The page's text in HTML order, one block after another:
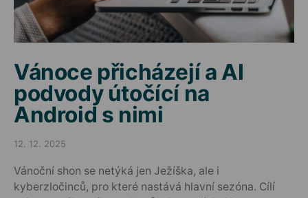
Vánoce přicházejí a AI
podvody útočící na
Android s nimi
Posted on
12. 12. 2025
Vánoční shon se netýká jen Ježíška, ale i
kyberzločinců, pro které nastává hlavní sezóna. Cílí